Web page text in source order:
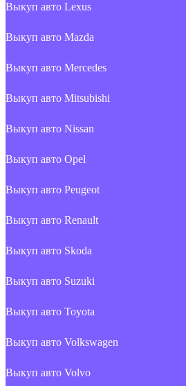
Выкуп авто Lexus
Выкуп авто Mazda
Выкуп авто Mercedes
Выкуп авто Mitsubishi
Выкуп авто Nissan
Выкуп авто Opel
Выкуп авто Peugeot
Выкуп авто Renault
Выкуп авто Skoda
Выкуп авто Suzuki
Выкуп авто Toyota
Выкуп авто Volkswagen
Выкуп авто Volvo